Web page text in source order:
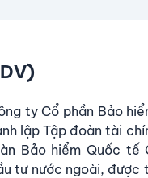
ty Cổ phần Bảo
lập Tập đoàn tài
Bảo hiểm Quốc tế
tư nước ngoài,